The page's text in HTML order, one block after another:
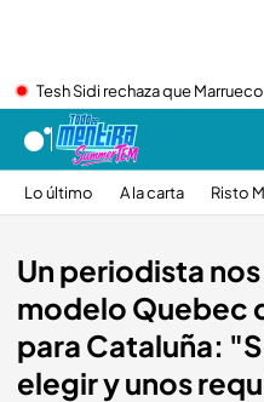
Tesh Sidi rechaza que
Lo último A la carta Risto
Un periodista
modelo Quebec
para Cataluña:
elegir y unos